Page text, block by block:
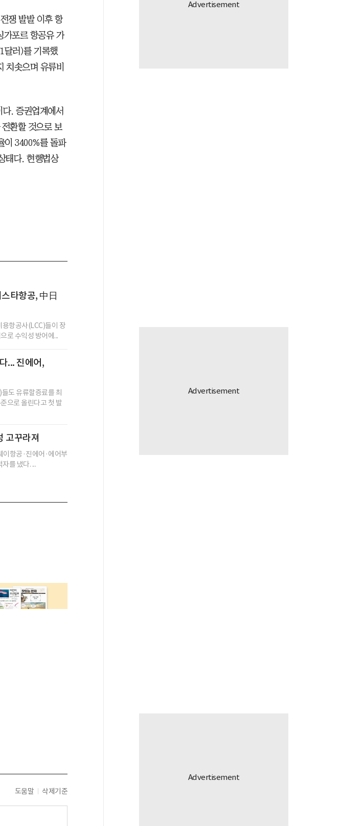
쟁 발발 이후 항
가포르 항공유 가
달러)를 기록했
치솟으며 유류비
. 증권업계에서
환할 것으로 보
이 3400%를 돌파
태다. 현행법상
타항공, 中日
용항공사(LCC)들이 장
로 수익성 방어에...
... 진에어,
도 유류할증료를 최
으로 올린다고 첫 발
고꾸라져
이항공·진에어·에어부
를 냈다. ...
도움말 삭제기준